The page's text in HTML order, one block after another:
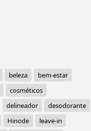
beleza
bem-estar
cosméticos
delineador
desodorante
Hinode leave-in